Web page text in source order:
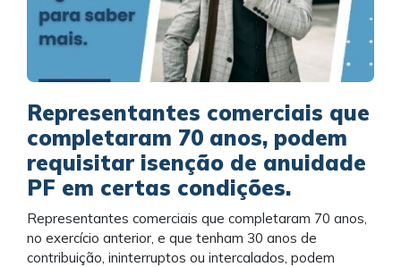
Representantes comerciais que
completaram 70 anos, podem
requisitar isenção de anuidade
PF em certas condições.
Representantes comerciais que completaram 70 anos,
no exercício anterior, e que tenham 30 anos de
contribuição, ininterruptos ou intercalados, podem